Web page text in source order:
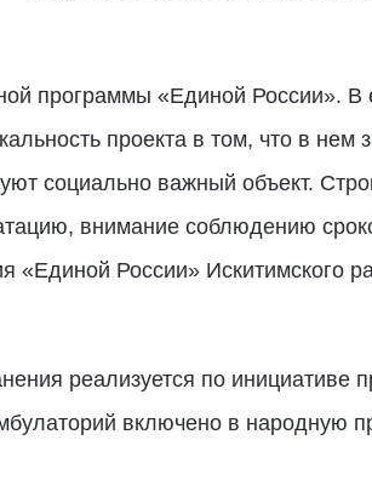
программы «Единой России». В
проекта в том, что в нем
социально важный объект.
внимание соблюдению
«Единой России» Искитимского
реализуется по инициативе
включено в народную